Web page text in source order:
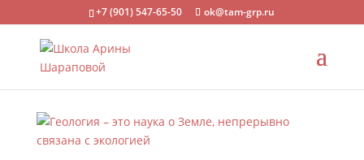
+7 (901) 547-65-50 ok@tam-grp.ru